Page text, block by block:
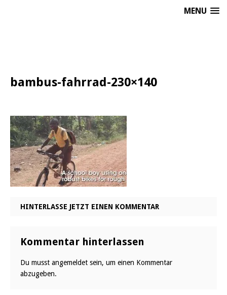
MENU
bambus-fahrrad-230×140
HINTERLASSE JETZT EINEN KOMMENTAR
Kommentar hinterlassen
Du musst angemeldet sein, um einen Kommentar
abzugeben.